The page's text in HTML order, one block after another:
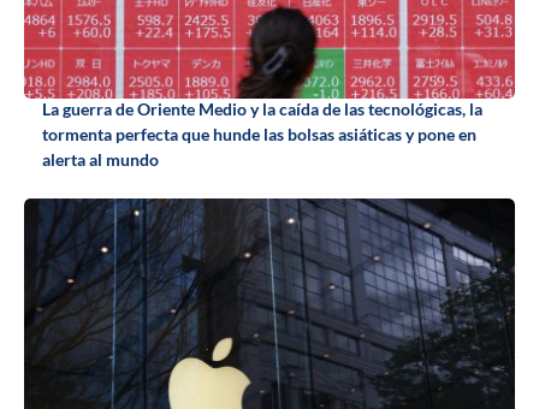
La guerra de Oriente Medio y la caída de las tecnológicas, la
tormenta perfecta que hunde las bolsas asiáticas y pone en
alerta al mundo